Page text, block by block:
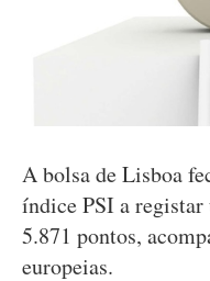
A bolsa de Lisboa
índice PSI a registar
5.871 pontos,
europeias.